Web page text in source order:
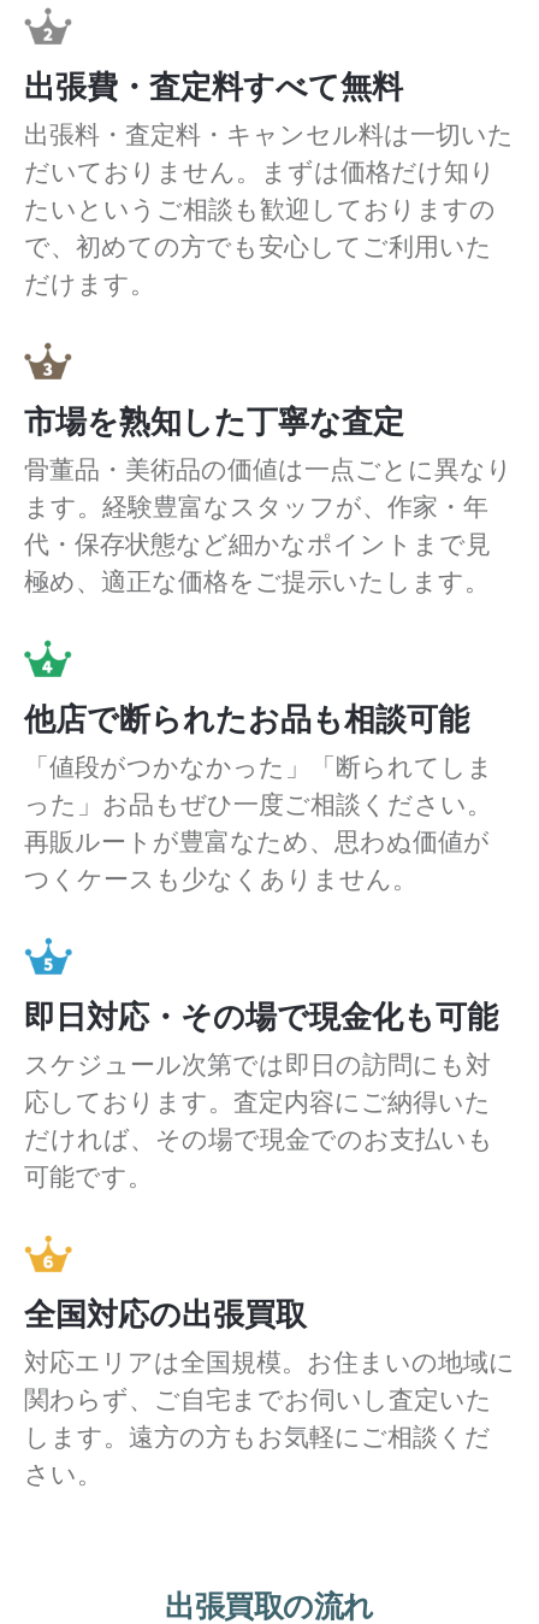
出張費・査定料すべて無料
出張料・査定料・キャンセル料は一切いた
だいておりません。まずは価格だけ知り
たいというご相談も歓迎しておりますの
で、初めての方でも安心してご利用いた
だけます。
市場を熟知した丁寧な査定
骨董品・美術品の価値は一点ごとに異なり
ます。経験豊富なスタッフが、作家・年
代・保存状態など細かなポイントまで見
極め、適正な価格をご提示いたします。
他店で断られたお品も相談可能
「値段がつかなかった」「断られてしま
った」お品もぜひ一度ご相談ください。
再販ルートが豊富なため、思わぬ価値が
つくケースも少なくありません。
即日対応・その場で現金化も可能
スケジュール次第では即日の訪問にも対
応しております。査定内容にご納得いた
だければ、その場で現金でのお支払いも
可能です。
全国対応の出張買取
対応エリアは全国規模。お住まいの地域に
関わらず、ご自宅までお伺いし査定いた
します。遠方の方もお気軽にご相談くだ
さい。
出張買取の流れ